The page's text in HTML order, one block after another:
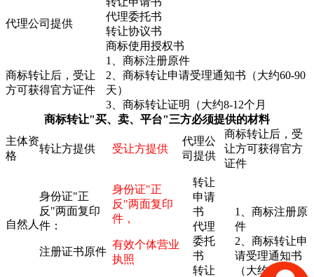
代理公司提供
代理委托书
转让协议书
商标使用授权书
商标转让后，受让
方可获得官方证件
1、商标注册原件
2、商标转让申请受理通知书（大约60-90
天）
3、商标转让证明（大约8-12个月
商标转让"买、卖、平台"三方必须提供的材料
主体资
格
转让方提供 受让方提供
代理公
司提供
商标转让后，受
让方可获得官方
证件
自然人
身份证"正
反"两面复印
件：
注册证书原件
身份证"正
反"两面复印
件，
有效个体营业
执照
转让
申请
书
代理
委托
书
转让
1、商标注册原
件
2、商标转让申
请受理通知书
（大约60-90